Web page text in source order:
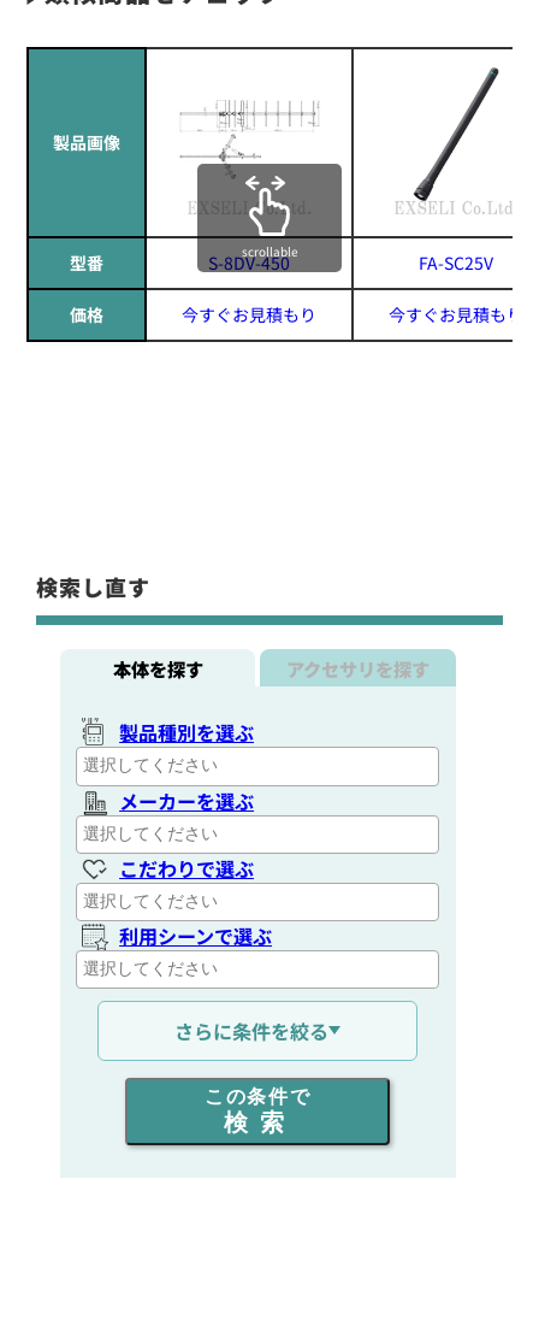
製品画像
型番 S-8DV-450 FA-SC25V
価格 今すぐお見積もり 今すぐお見積もり
scrollable
検索し直す
本体を探す アクセサリを探す
製品種別を選ぶ
メーカーを選ぶ
こだわりで選ぶ
利用シーンで選ぶ
通信距離を選ぶ
出力を選ぶ
同時通話人数を選ぶ
さらに条件を絞る
この条件で
検索